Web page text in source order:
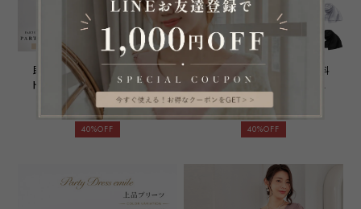
即日配送 送料無料 2点セッ
ト セットアップ ケープ型ブ
ラウス パーティードレス パ
ンツドレス 上下セット 袖有
り パンツ 結婚式 二次会 披
ス 20代 30代 40代 大きい
サイズ お呼ばれ ドレス
¥9,975 →¥5,985
40%OFF
交換無料 即日配送 送料無料
パーティーショール ロング
大判 2way ボレロ カーディ
ガン ストール 結婚式 20代
30代 40代 50代 同窓会 二次
会 謝恩会 防寒 体型カバー
emile0266
¥5,980→
40%OFF